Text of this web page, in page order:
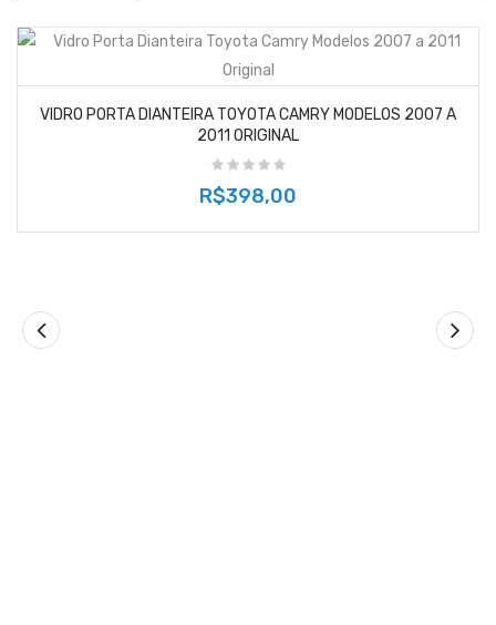
VIDRO PORTA DIANTEIRA TOYOTA CAMRY MODELOS 2007 A
2011 ORIGINAL
R$398,00